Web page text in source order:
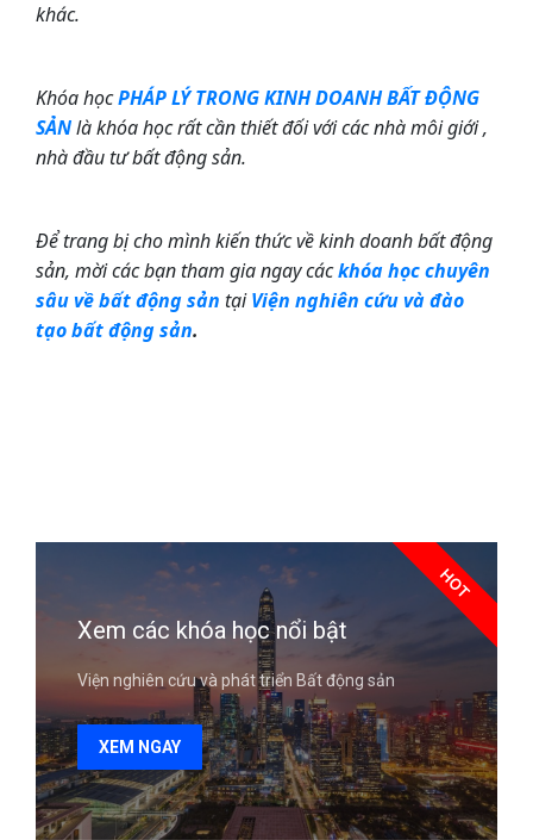
khác.
Khóa họcPHÁP LÝ TRONG KINH DOANH BẤT ĐỘNG
SẢNlà khóa học rấtcần thiết đối với các nhà môi giới ,
nhà đầu tư bất động sản.
Để trang bị cho mình kiến thức về kinh doanh bất động
sản, mời các bạn tham gia ngay cáckhóa học chuyên
sâu về bất động sản tạiViện nghiên cứu và đào
tạo bất động sản.
Xem các khóa học nổi bật
Viện nghiên cứu và phát triển Bất động sản
XEM NGAY
HOT